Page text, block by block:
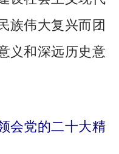
族伟大复兴而团
义和深远历史意
党的二十大精